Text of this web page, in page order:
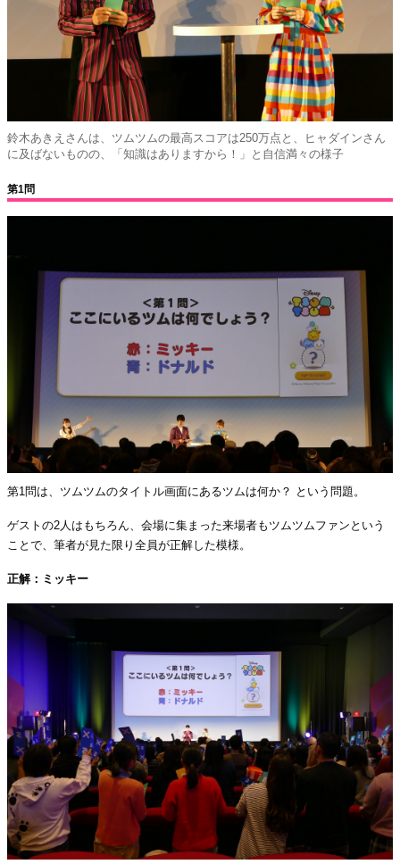
鈴木あきえさんは、ツムツムの最高スコアは250万点と、ヒャダインさん
に及ばないものの、「知識はありますから！」と自信満々の様子
第1問
第1問は、ツムツムのタイトル画面にあるツムは何か？ という問題。
ゲストの2人はもちろん、会場に集まった来場者もツムツムファンという
ことで、筆者が見た限り全員が正解した模様。
正解：ミッキー